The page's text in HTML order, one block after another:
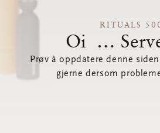
RITUALS
Oi …
Prøv å oppdatere denne
gjerne dersom